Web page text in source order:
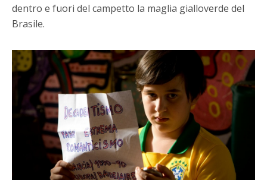
dentro e fuori del campetto la maglia gialloverde del
Brasile.